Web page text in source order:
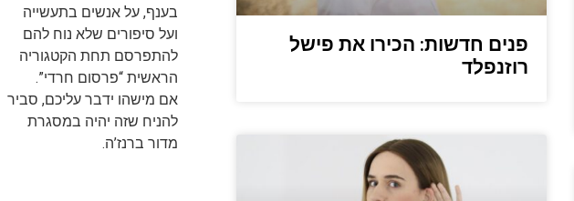
פנים חדשות: הכירו את פישל
רוזנפלד
בענף, על אנשים בתעשייה
ועל סיפורים שלא נוח להם
להתפרסם תחת הקטגוריה
הראשית “פרסום חרדי”.
אם מישהו ידבר עליכם, סביר
להניח שזה יהיה במסגרת
מדור ברנז’ה.